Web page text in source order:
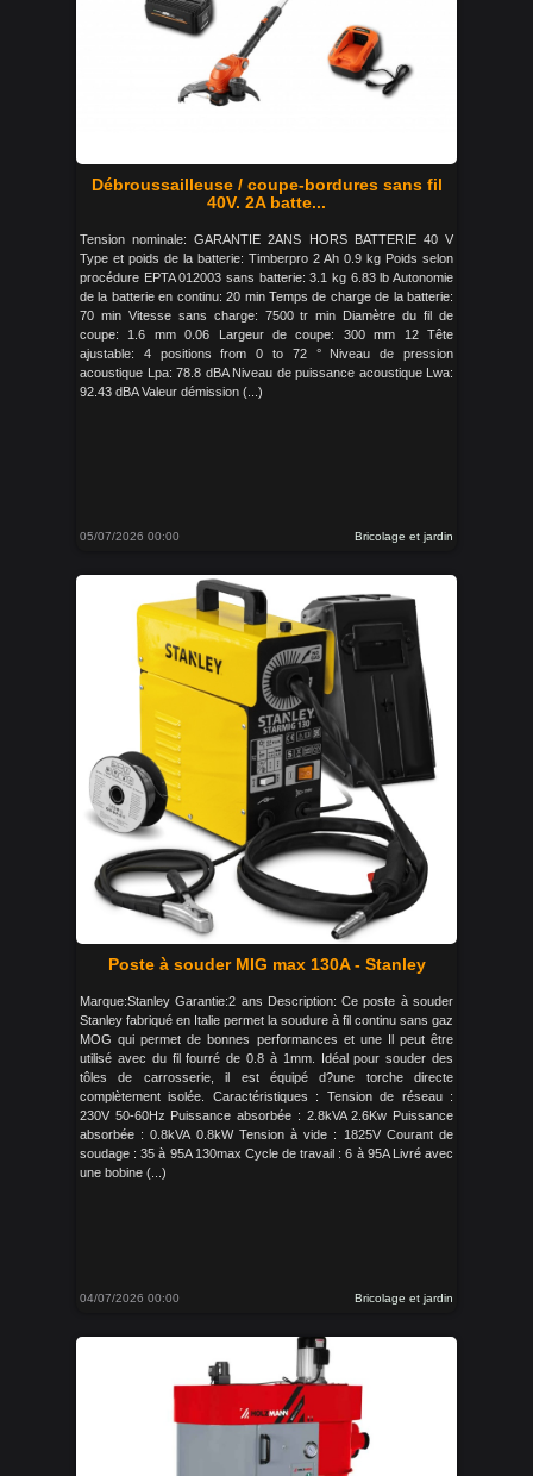
Débroussailleuse / coupe-bordures sans fil
40V. 2A batte...
Tension nominale: GARANTIE 2ANS HORS BATTERIE 40 V
Type et poids de la batterie: Timberpro 2 Ah 0.9 kg Poids selon
procédure EPTA 012003 sans batterie: 3.1 kg 6.83 lb Autonomie
de la batterie en continu: 20 min Temps de charge de la batterie:
70 min Vitesse sans charge: 7500 tr min Diamètre du fil de
coupe: 1.6 mm 0.06 Largeur de coupe: 300 mm 12 Tête
ajustable: 4 positions from 0 to 72 ° Niveau de pression
acoustique Lpa: 78.8 dBA Niveau de puissance acoustique Lwa:
92.43 dBA Valeur démission (...)
05/07/2026 00:00 Bricolage et jardin
Poste à souder MIG max 130A - Stanley
Marque:Stanley Garantie:2 ans Description: Ce poste à souder
Stanley fabriqué en Italie permet la soudure à fil continu sans gaz
MOG qui permet de bonnes performances et une Il peut être
utilisé avec du fil fourré de 0.8 à 1mm. Idéal pour souder des
tôles de carrosserie, il est équipé d?une torche directe
complètement isolée. Caractéristiques : Tension de réseau :
230V 50-60Hz Puissance absorbée : 2.8kVA 2.6Kw Puissance
absorbée : 0.8kVA 0.8kW Tension à vide : 1825V Courant de
soudage : 35 à 95A 130max Cycle de travail : 6 à 95A Livré avec
une bobine (...)
04/07/2026 00:00 Bricolage et jardin